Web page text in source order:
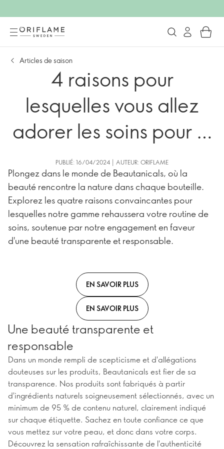
Articles de saison
4 raisons pour
lesquelles vous allez
adorer les soins pour le
corps et les cheveux
Beautanicals
PUBLIÉ: 16/04/2024 | AUTEUR: ORIFLAME
Plongez dans le monde de Beautanicals, où la
beauté rencontre la nature dans chaque bouteille.
Explorez les quatre raisons convaincantes pour
lesquelles notre gamme rehaussera votre routine de
soins, soutenue par notre engagement en faveur
d'une beauté transparente et responsable.
EN SAVOIR PLUS
EN SAVOIR PLUS
Une beauté transparente et
responsable
Dans un monde rempli de scepticisme et d'allégations
douteuses sur les produits, Beautanicals est fier de sa
transparence. Nos produits sont fabriqués à partir
d'ingrédients naturels soigneusement sélectionnés, avec un
minimum de 95 % de contenu naturel, clairement indiqué
sur chaque étiquette. Sachez en toute confiance ce que
vous mettez sur votre peau, et donc dans votre corps.
Découvrez la sensation rafraîchissante de l'authenticité